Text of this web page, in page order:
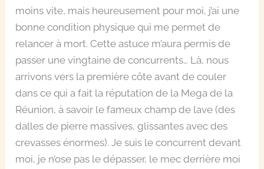
moins vite, mais heureusement pour moi, j’ai une
bonne condition physique qui me permet de
relancer à mort. Cette astuce m’aura permis de
passer une vingtaine de concurrents… Là, nous
arrivons vers la première côte avant de couler
dans ce qui a fait la réputation de la Mega de la
Réunion, à savoir le fameux champ de lave (des
dalles de pierre massives, glissantes avec des
crevasses énormes). Je suis le concurrent devant
moi, je n’ose pas le dépasser, le mec derrière moi